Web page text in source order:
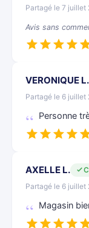
Partagé le 7
Avis sans
VERONIQUE L.
Partagé le 6 juillet
Personne
AXELLE L.
Partagé le 6 juillet
Magasin